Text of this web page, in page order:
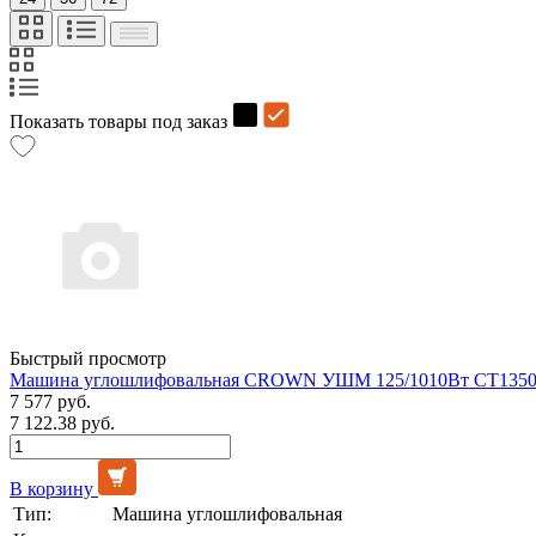
Показать товары под заказ
Быстрый просмотр
Машина углошлифовальная CROWN УШМ 125/1010Вт
7 577 руб.
7 122.38 руб.
В корзину
Тип:
Машина углошлифовальная